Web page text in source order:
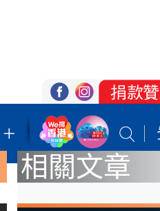
我們的立場 登記支持
相關文章